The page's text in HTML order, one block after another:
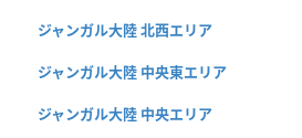
ジャンガル大陸 北西エリア
ジャンガル大陸 中央東エリア
ジャンガル大陸 中央エリア